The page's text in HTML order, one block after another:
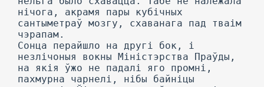
нічога, акрамя пары кубічных
сантыметраў мозгу, схаванага пад тваім
чэрапам.
Сонца перайшло на другі бок, і
незлічоныя вокны Міністэрства Праўды,
на якія ўжо не падалі яго промні,
пахмурна чарнелі, нібы байніцы